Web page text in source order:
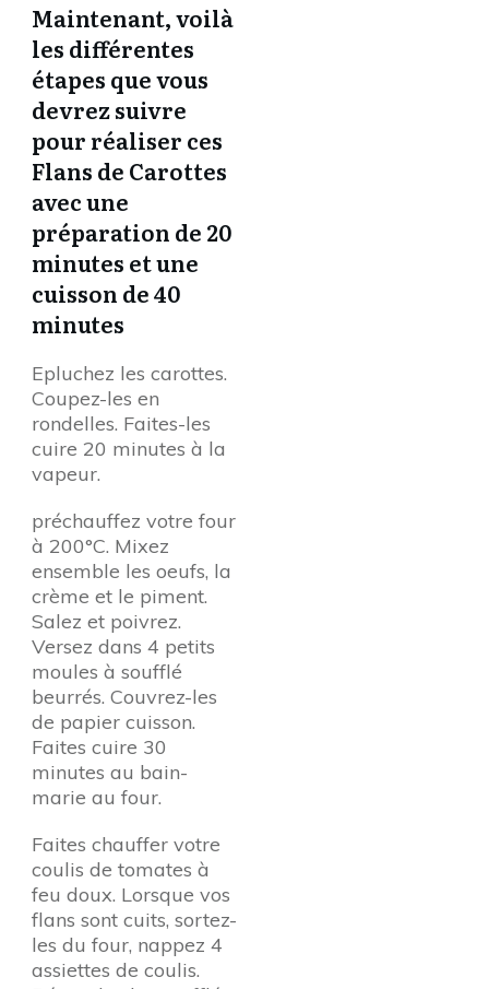
Maintenant, voilà
les différentes
étapes que vous
devrez suivre
pour réaliser ces
Flans de Carottes
avec une
préparation de 20
minutes et une
cuisson de 40
minutes
Epluchez les carottes.
Coupez-les en
rondelles. Faites-les
cuire 20 minutes à la
vapeur.
préchauffez votre four
à 200°C. Mixez
ensemble les oeufs, la
crème et le piment.
Salez et poivrez.
Versez dans 4 petits
moules à soufflé
beurrés. Couvrez-les
de papier cuisson.
Faites cuire 30
minutes au bain-
marie au four.
Faites chauffer votre
coulis de tomates à
feu doux. Lorsque vos
flans sont cuits, sortez-
les du four, nappez 4
assiettes de coulis.